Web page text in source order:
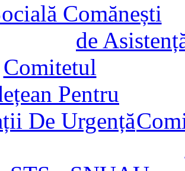
de